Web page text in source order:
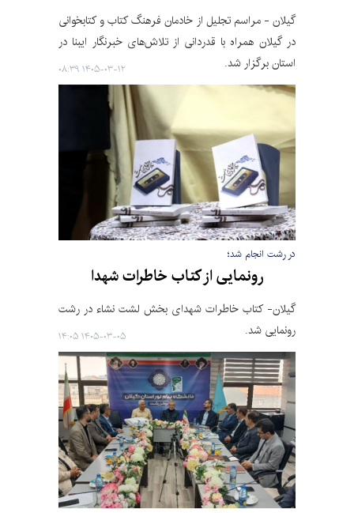
گیلان - مراسم تجلیل از خادمان فرهنگ کتاب و کتابخوانی
در گیلان همراه با قدردانی از تلاش‌های خبرنگار ایبنا در
استان برگزار شد.
۱۴۰۵-۰۳-۱۲ ۰۸:۳۹
در رشت انجام شد؛
رونمایی از کتاب خاطرات شهدا
گیلان- کتاب خاطرات شهدای بخش لشت نشاء در رشت
رونمایی شد.
۱۴۰۵-۰۳-۰۵ ۱۴:۰۵